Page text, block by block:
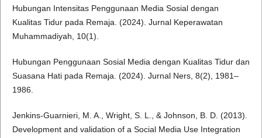
Hubungan Intensitas Penggunaan Media Sosial dengan
Kualitas Tidur pada Remaja. (2024). Jurnal Keperawatan
Muhammadiyah, 10(1).
Hubungan Penggunaan Sosial Media dengan Kualitas Tidur dan
Suasana Hati pada Remaja. (2024). Jurnal Ners, 8(2), 1981–
1986.
Jenkins-Guarnieri, M. A., Wright, S. L., & Johnson, B. D. (2013).
Development and validation of a Social Media Use Integration